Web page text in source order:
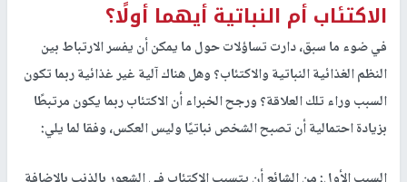
الاكتئاب أم النباتية أيهما أولًا؟
في ضوء ما سبق، دارت تساؤلات حول ما يمكن أن يفسر الارتباط بين
النظم الغذائية النباتية والاكتئاب؟ وهل هناك آلية غير غذائية ربما تكون
السبب وراء تلك العلاقة؟ ورجح الخبراء أن الاكتئاب ربما يكون مرتبطًا
بزيادة احتمالية أن تصبح الشخص نباتيًا وليس العكس، وفقا لما يلي: